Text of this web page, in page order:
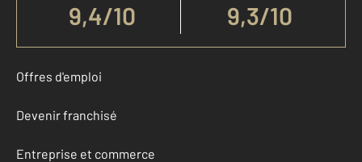
9,4/10 9,3/10
Offres d'emploi
Devenir franchisé
Entreprise et commerce